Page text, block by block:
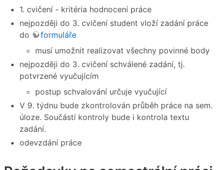
1. cvičení - kritéria hodnocení práce
nejpozději do 3. cvičení student vloží zadání práce
do
formuláře
musí umožnit realizovat všechny povinné body
nejpozději do 3. cvičení schválené zadání, tj.
potvrzené vyučujícím
postup schvalování určuje vyučující
V 9. týdnu bude zkontrolován průběh práce na sem.
úloze. Součástí kontroly bude i kontrola textu
zadání.
odevzdání práce